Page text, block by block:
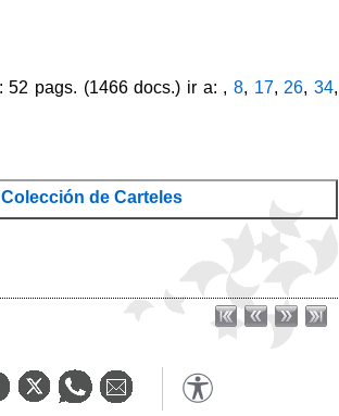
52 pags. (1466 docs.) ir a: , 8, 17, 26,34,
de Carteles